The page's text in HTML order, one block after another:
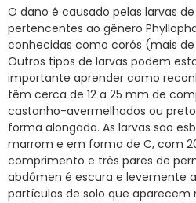
O dano é causado pelas larvas
pertencentes ao gênero
conhecidas como corós (mais
Outros tipos de larvas podem
importante aprender como
têm cerca de 12 a 25 mm de
castanho-avermelhados ou
forma alongada. As larvas são
marrom e em forma de C, com
comprimento e três pares de
abdômen é escura e levemente
partículas de solo que aparecem